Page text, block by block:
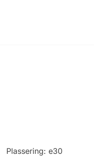
Plassering: e30